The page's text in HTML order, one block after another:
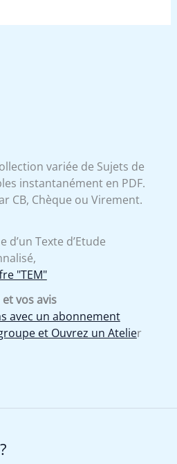
variée de Sujets de
instantanément en PDF.
CB, Chèque ou Virement.
Texte d’Etude
"TEM"
vos avis
avec un abonnement
et Ouvrez un Atelier